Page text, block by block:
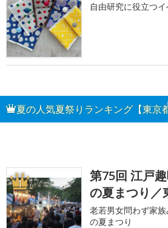
自由研究に役立つイ
夏の人気夏祭りランキング【東京
1
第75回 江戸
の夏まつり／
老若男女問わず家
の夏まつり